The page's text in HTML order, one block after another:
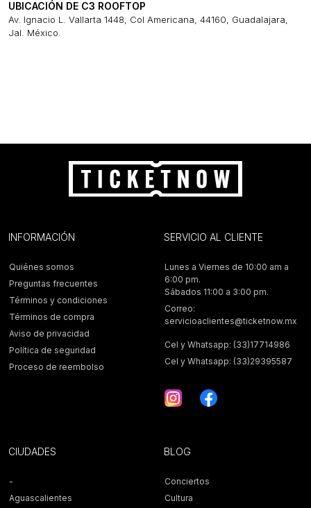
UBICACIÓN DE C3 ROOFTOP
Av. Ignacio L. Vallarta 1448, Col Americana, 44160, Guadalajara,
Jal. México.
INFORMACIÓN
Quiénes somos
Preguntas frecuentes
Términos y condiciones
Términos de compra
Aviso de privacidad
Política de seguridad
Proceso de reembolso
SERVICIO AL CLIENTE
Lunes a Viernes de 10:00 am a
6:00 pm.
Sábados 11:00 a 3:00 pm.
Correo:
servicioaclientes@ticketnow.mx
Cel y Whatsapp: (33)17714986
Cel y Whatsapp: (33)29395587
CIUDADES
-
Aguascalientes
BLOG
Conciertos
Cultura